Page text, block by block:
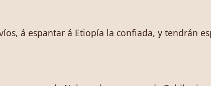
á espantar á Etiopía la confiada, y tendrán